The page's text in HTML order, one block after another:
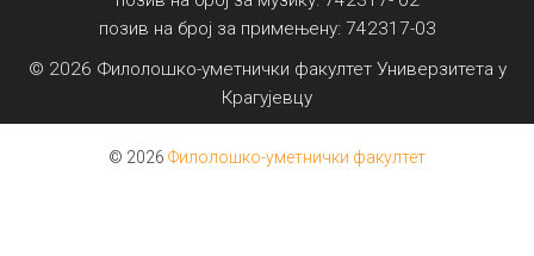
позив на број за примењену: 742317-03
© 2026 Филолошко-уметнички факултет Универзитета у
Крагујевцу
© 2026 Филолошко-уметнички факултет